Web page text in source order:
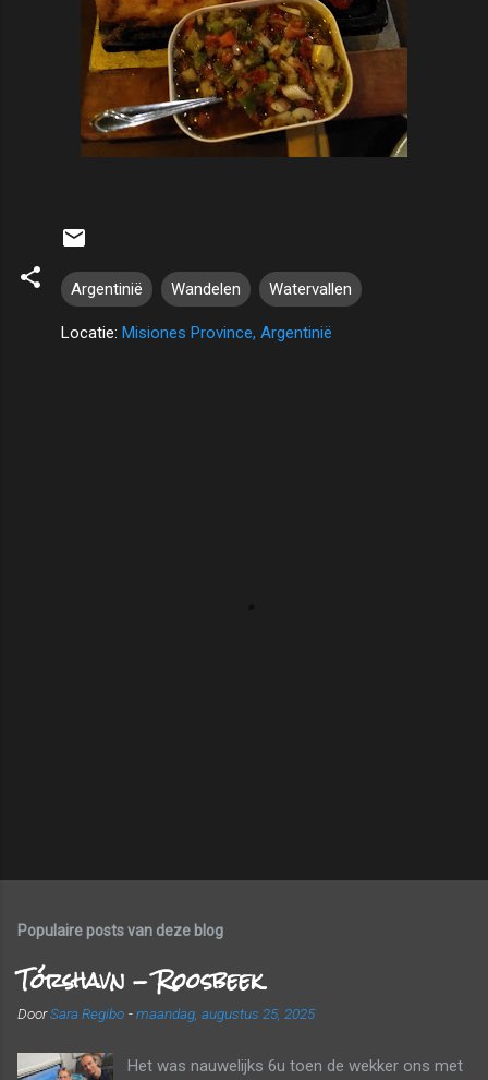
Argentinië Wandelen Watervallen
Locatie: Misiones Province, Argentinië
Populaire posts van deze blog
Tórshavn - Roosbeek
DoorSara Regibo -maandag, augustus 25, 2025
Het was nauwelijks 6u toen de wekker ons met